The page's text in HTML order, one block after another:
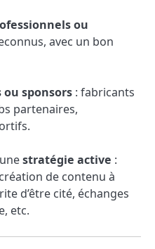
ou
avec un bon
sponsors : fabricants
partenaires,
stratégie active :
de contenu à
d’être cité, échanges
etc.